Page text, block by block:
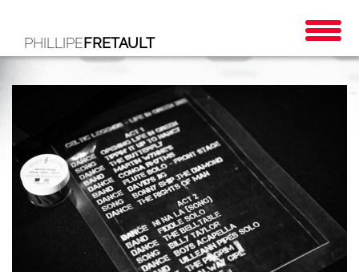
PHILLIPEFRETAULT